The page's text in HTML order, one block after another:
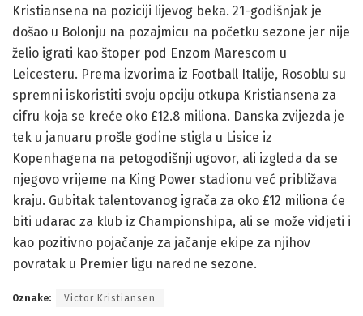
Kristiansena na poziciji lijevog beka. 21-godišnjak je
došao u Bolonju na pozajmicu na početku sezone jer nije
želio igrati kao štoper pod Enzom Marescom u
Leicesteru. Prema izvorima iz Football Italije, Rosoblu su
spremni iskoristiti svoju opciju otkupa Kristiansena za
cifru koja se kreće oko £12.8 miliona. Danska zvijezda je
tek u januaru prošle godine stigla u Lisice iz
Kopenhagena na petogodišnji ugovor, ali izgleda da se
njegovo vrijeme na King Power stadionu već približava
kraju. Gubitak talentovanog igrača za oko £12 miliona će
biti udarac za klub iz Championshipa, ali se može vidjeti i
kao pozitivno pojačanje za jačanje ekipe za njihov
povratak u Premier ligu naredne sezone.
Oznake: Victor Kristiansen